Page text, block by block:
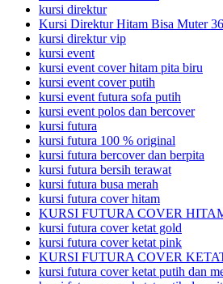
kursi direktur
Kursi Direktur Hitam Bisa Muter
kursi direktur vip
kursi event
kursi event cover hitam pita biru
kursi event cover putih
kursi event futura sofa putih
kursi event polos dan bercover
kursi futura
kursi futura 100 % original
kursi futura bercover dan berpita
kursi futura bersih terawat
kursi futura busa merah
kursi futura cover hitam
KURSI FUTURA COVER
kursi futura cover ketat gold
kursi futura cover ketat pink
KURSI FUTURA COVER
kursi futura cover ketat putih dan